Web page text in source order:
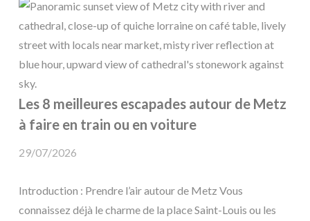
Les 8 meilleures escapades autour de Metz
à faire en train ou en voiture
29/07/2026
Introduction : Prendre l’air autour de Metz Vous
connaissez déjà le charme de la place Saint-Louis ou les